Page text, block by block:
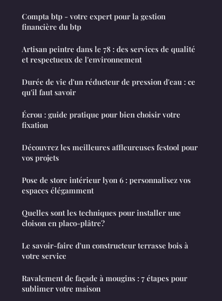
Compta btp - votre expert pour la gestion
financière du btp
Artisan peintre dans le 78 : des services de qualité
et respectueux de l'environnement
Durée de vie d'un réducteur de pression d'eau : ce
qu'il faut savoir
Écrou : guide pratique pour bien choisir votre
fixation
Découvrez les meilleures affleureuses festool pour
vos projets
Pose de store intérieur lyon 6 : personnalisez vos
espaces élégamment
Quelles sont les techniques pour installer une
cloison en placo-plâtre?
Le savoir-faire d'un constructeur terrasse bois à
votre service
Ravalement de façade à mougins : 7 étapes pour
sublimer votre maison